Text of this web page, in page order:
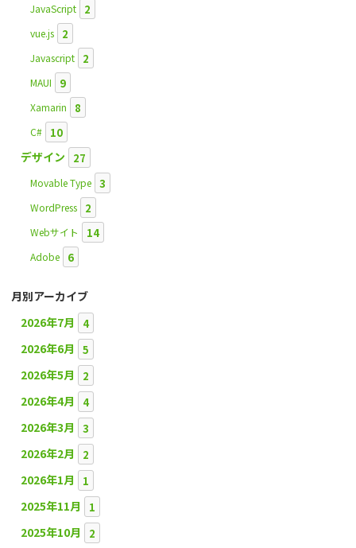
JavaScript 2
vue.js 2
Javascript 2
MAUI 9
Xamarin 8
C# 10
デザイン 27
Movable Type 3
WordPress 2
Webサイト 14
Adobe 6
月別アーカイブ
2026年7月
4
2026年6月 5
2026年5月 2
2026年4月 4
2026年3月 3
2026年2月 2
2026年1月 1
2025年11月 1
2025年10月 2